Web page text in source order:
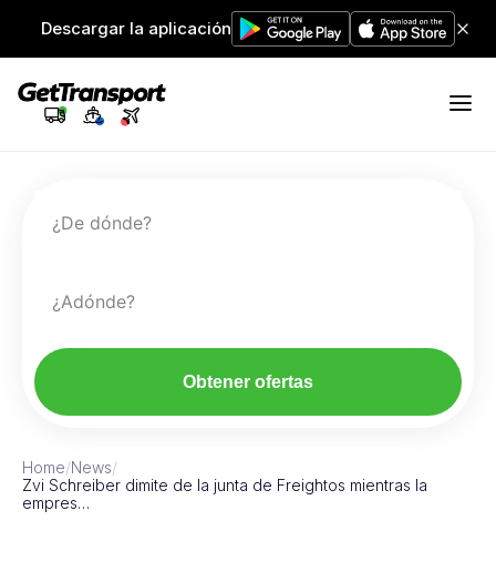
Descargar la aplicación
¿De dónde?
¿Adónde?
Obtener ofertas
Home/News/
Zvi Schreiber dimite de la junta de Freightos mientras la
empres…